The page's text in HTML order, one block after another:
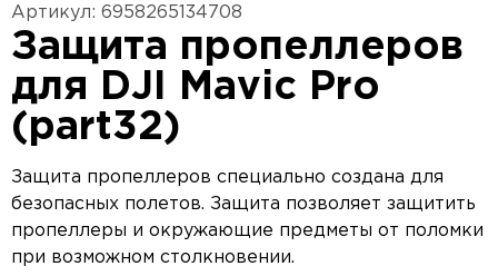
Артикул: 6958265134708
Защита пропеллеров
для DJI Mavic Pro
(part32)
Защита пропеллеров специально создана для
безопасных полетов. Защита позволяет защитить
пропеллеры и окружающие предметы от поломки
при возможном столкновении.